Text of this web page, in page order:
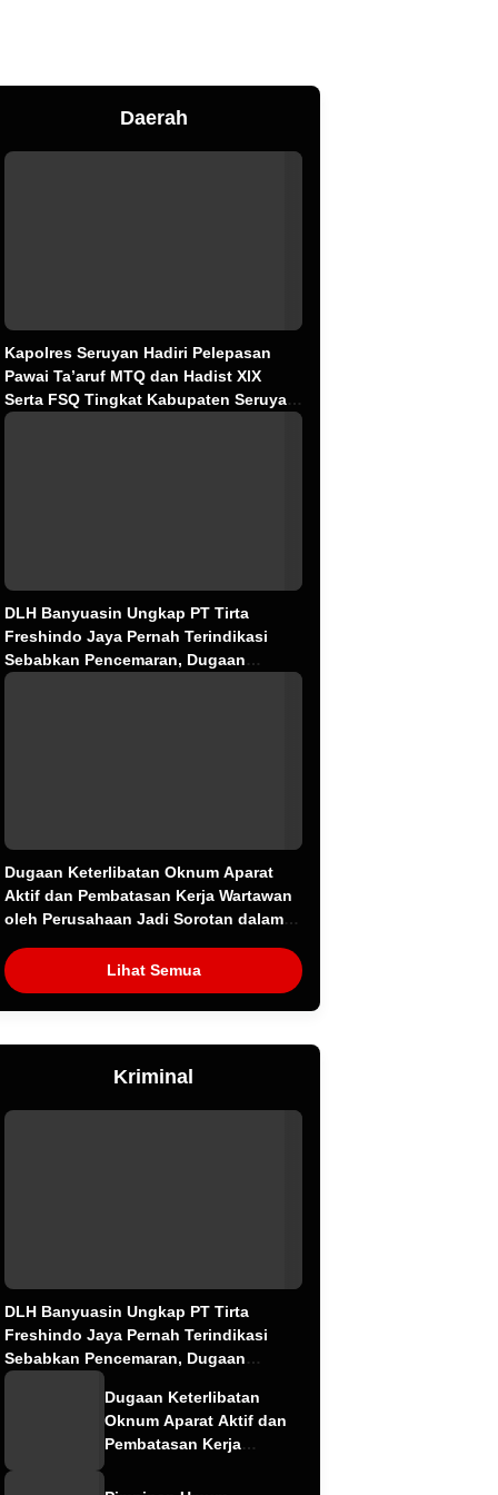
Daerah
Kapolres Seruyan Hadiri Pelepasan
Pawai Ta’aruf MTQ dan Hadist XlX
Serta FSQ Tingkat Kabupaten Seruyan
Tahun 2026.
DLH Banyuasin Ungkap PT Tirta
Freshindo Jaya Pernah Terindikasi
Sebabkan Pencemaran, Dugaan
Limbah Kembali Diselidiki
Dugaan Keterlibatan Oknum Aparat
Aktif dan Pembatasan Kerja Wartawan
oleh Perusahaan Jadi Sorotan dalam
Tirta Fresindo JayaLihat Semua
Kriminal
DLH Banyuasin Ungkap PT Tirta
Freshindo Jaya Pernah Terindikasi
Sebabkan Pencemaran, Dugaan
Limbah Kembali Diselidiki
Dugaan Keterlibatan
Oknum Aparat Aktif dan
Pembatasan Kerja
Perusahaan Jadi Sorotan